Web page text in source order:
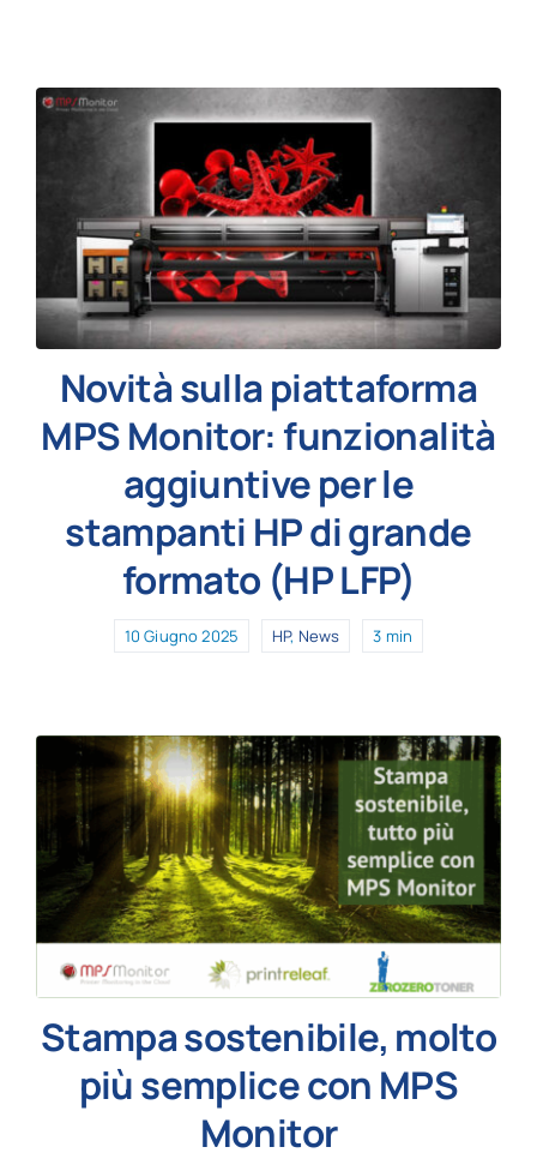
Novità sulla piattaforma
MPS Monitor: funzionalità
aggiuntive per le
stampanti HP di grande
formato (HP LFP)
10 Giugno 2025 HP, News 3 min
Stampa sostenibile, molto
più semplice con MPS
Monitor